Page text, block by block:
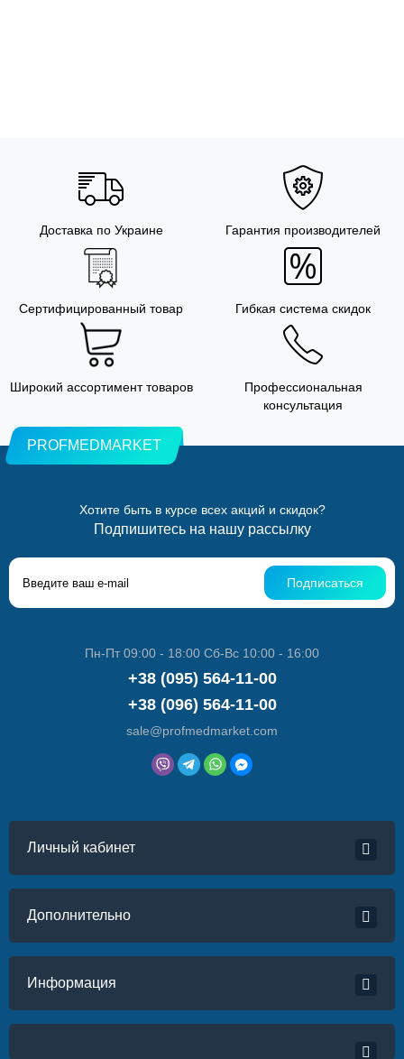
Доставка по Украине Гарантия производителей
Сертифицированный товар Гибкая система скидок
Широкий ассортимент товаров
Профессиональная
консультация
PROFMEDMARKET
Хотите быть в курсе всех акций и скидок?
Подпишитесь на нашу рассылку
Подписаться
Пн-Пт 09:00 - 18:00 Сб-Вс 10:00 - 16:00
+38 (095) 564-11-00
+38 (096) 564-11-00
sale@profmedmarket.com
Личный кабинет
Дополнительно
Информация